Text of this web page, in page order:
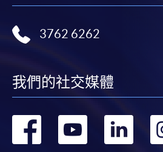
3762 6262
我們的社交媒體
轉
轉
轉